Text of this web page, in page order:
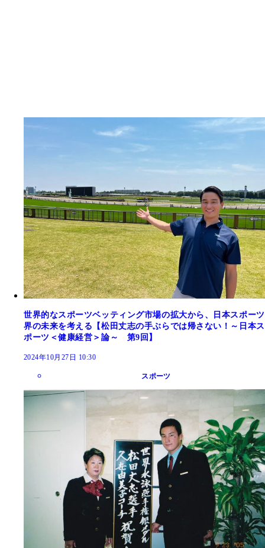
世界的なスポーツベッティング市場の拡大から、日本スポーツ
界の未来を考える【松田丈志の手ぶらでは帰さない！～日本ス
ポーツ＜健康経営＞論～ 第9回】
2024年10月27日 10:30
スポーツ